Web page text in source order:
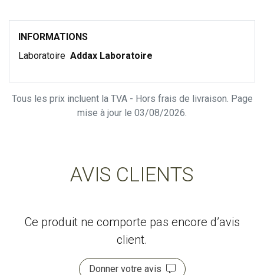
INFORMATIONS
Laboratoire Addax Laboratoire
Tous les prix incluent la TVA - Hors frais de livraison. Page
mise à jour le 03/08/2026.
AVIS CLIENTS
Ce produit ne comporte pas encore d’avis
client.
Donner votre avis